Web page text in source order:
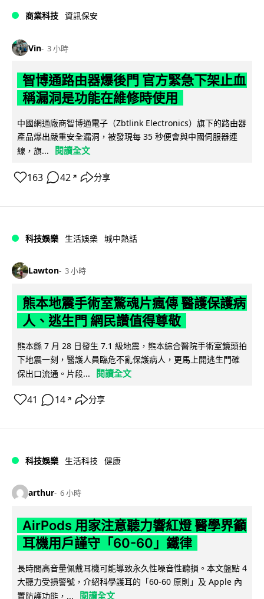
商業科技 資訊保安
Vin 3 小時
智博通路由器爆後門 官方緊急下架止血
稱漏洞是功能在維修時使用
中國網通廠商智博通電子（Zbtlink Electronics）旗下的路由器
產品爆出嚴重安全漏洞，被發現每 35 秒便會與中國伺服器連
線，旗...
閱讀全文
163 42 ↗ 分享
科技娛樂 生活娛樂 城中熱話
Lawton 3 小時
熊本地震手術室驚魂片瘋傳 醫護保護病
人、逃生門 網民讚值得尊敬
熊本縣 7 月 28 日發生 7.1 級地震，熊本綜合醫院手術室鏡頭拍
下地震一刻，醫護人員臨危不亂保護病人，更馬上開逃生門確
保出口流通。片段...
閱讀全文
41 14 ↗ 分享
科技娛樂 生活科技 健康
arthur 6 小時
AirPods 用家注意聽力響紅燈 醫學界籲
耳機用戶謹守「60-60」鐵律
長時間高音量佩戴耳機可能導致永久性噪音性聽損。本文盤點 4
大聽力受損警號，介紹科學護耳的「60-60 原則」及 Apple 內
置防護功能，...
閱讀全文